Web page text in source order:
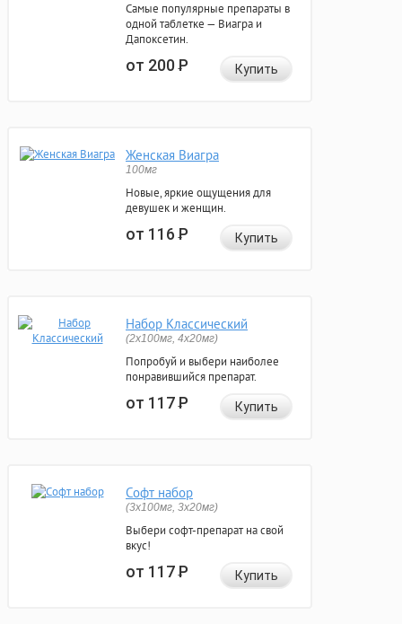
Самые популярные препараты в
одной таблетке — Виагра и
Дапоксетин.
от 200Р Купить
Женская Виагра
100мг
Новые, яркие ощущения для
девушек и женщин.
от 116Р Купить
Набор Классический
(2x100мг, 4x20мг)
Попробуй и выбери наиболее
понравившийся препарат.
от 117Р Купить
Софт набор
(3x100мг, 3x20мг)
Выбери софт-препарат на свой
вкус!
от 117Р Купить